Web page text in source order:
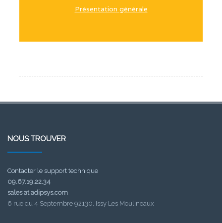
Présentation générale
NOUS TROUVER
Contacter le support technique
09.67.19.22.34
sales at adipsys.com
6 rue du 4 Septembre 92130, Issy Les Moulineaux